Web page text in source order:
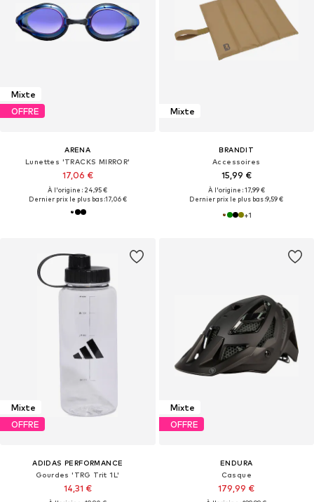
Mixte
OFFRE
ARENA
Lunettes 'TRACKS MIRROR'
17,06 €
À l'origine : 24,95 €
Dernier prix le plus bas :17,06 €
Mixte
BRANDIT
Accessoires
15,99 €
À l'origine : 17,99 €
Dernier prix le plus bas :9,59 €
+1
Mixte
OFFRE
ADIDAS PERFORMANCE
Gourdes 'TRG Trit 1L'
14,31 €
Mixte
OFFRE
ENDURA
Casque
179,99 €